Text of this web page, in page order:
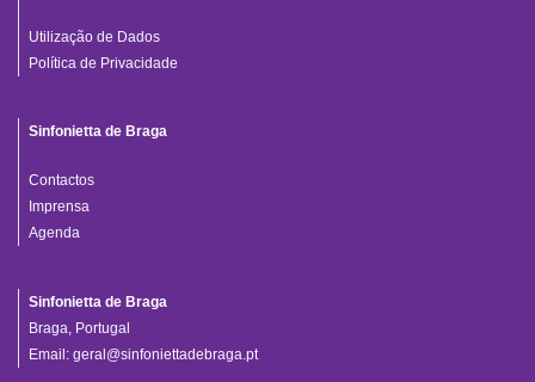
Utilização de Dados
Política de Privacidade
Sinfonietta de Braga
Contactos
Imprensa
Agenda
Sinfonietta de Braga
Braga, Portugal
Email: geral@sinfoniettadebraga.pt